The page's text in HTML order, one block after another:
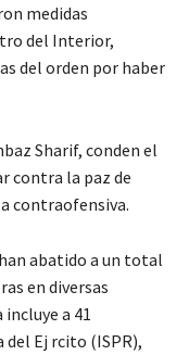
medidas
del Interior,
del orden por haber
Sharif, conden el
contra la paz de
contraofensiva.
abatido a un total
en diversas
a 41
del Ej rcito (ISPR),